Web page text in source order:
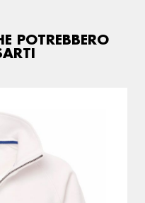
POTREBBERO